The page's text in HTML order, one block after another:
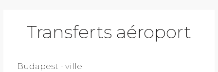
Transferts aéroport
Budapest - ville